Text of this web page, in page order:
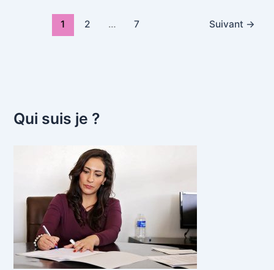
1 2 … 7 Suivant →
Qui suis je ?